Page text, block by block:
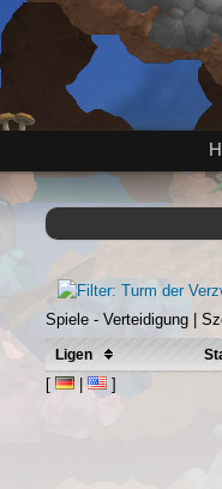
Spiele - Verteidigung |
Ligen
[ | ]